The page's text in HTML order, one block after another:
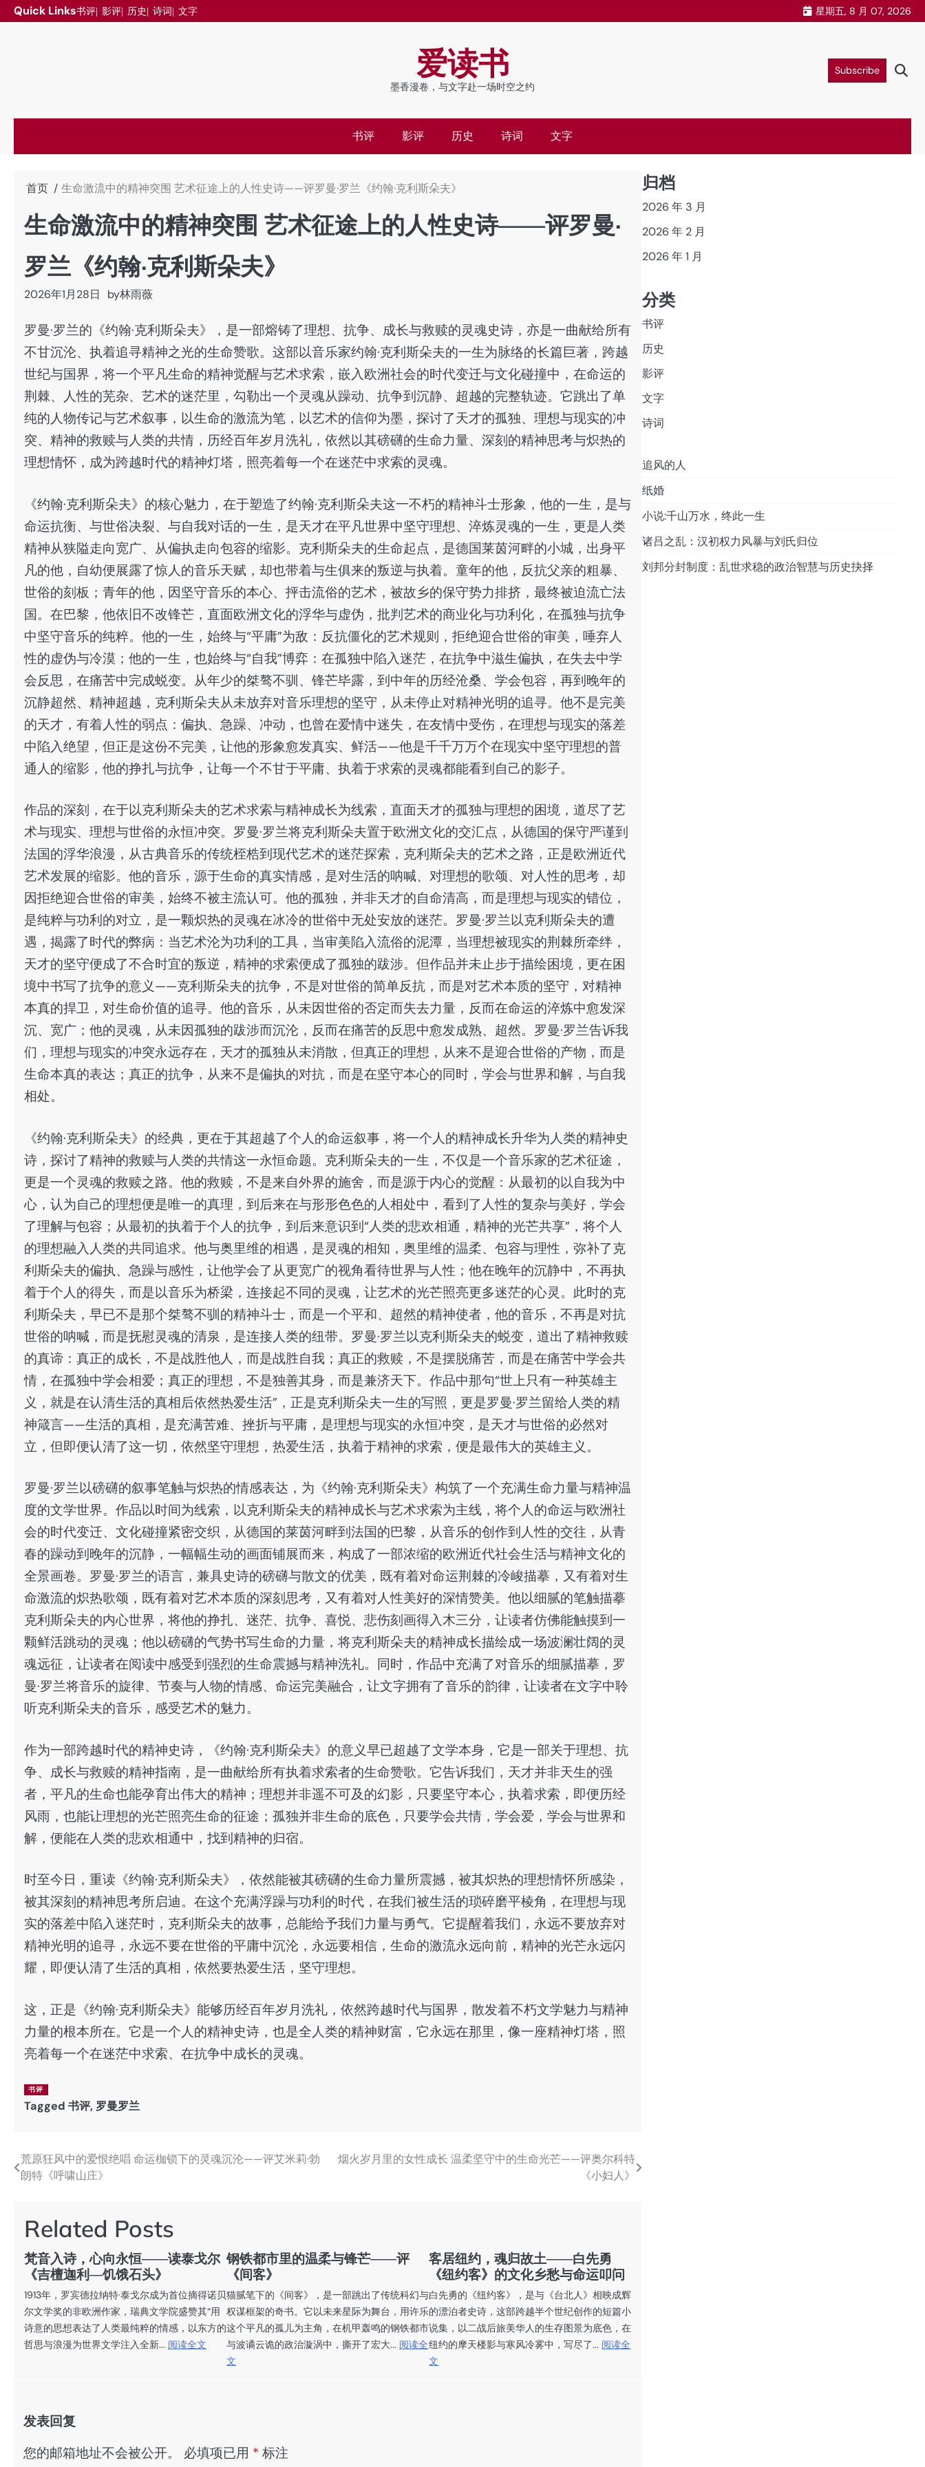
至
Quick Links书评 影评 历史 诗词 文字 星期五, 8 月 07, 2026
爱读书
墨香漫卷，与文字赴一场时空之约
Subscribe
书评 影评 历史 诗词 文字
首页 生命激流中的精神突围 艺术征途上的人性史诗——评罗曼·罗兰《约翰·克利斯朵夫》
生命激流中的精神突围 艺术征途上的人性史诗——评罗曼·
罗兰《约翰·克利斯朵夫》
2026年1月28日 by林雨薇
罗曼·罗兰的《约翰·克利斯朵夫》，是一部熔铸了理想、抗争、成长与救赎的灵魂史诗，亦是一曲献给所有
不甘沉沦、执着追寻精神之光的生命赞歌。这部以音乐家约翰·克利斯朵夫的一生为脉络的长篇巨著，跨越
世纪与国界，将一个平凡生命的精神觉醒与艺术求索，嵌入欧洲社会的时代变迁与文化碰撞中，在命运的
荆棘、人性的芜杂、艺术的迷茫里，勾勒出一个灵魂从躁动、抗争到沉静、超越的完整轨迹。它跳出了单
纯的人物传记与艺术叙事，以生命的激流为笔，以艺术的信仰为墨，探讨了天才的孤独、理想与现实的冲
突、精神的救赎与人类的共情，历经百年岁月洗礼，依然以其磅礴的生命力量、深刻的精神思考与炽热的
理想情怀，成为跨越时代的精神灯塔，照亮着每一个在迷茫中求索的灵魂。
《约翰·克利斯朵夫》的核心魅力，在于塑造了约翰·克利斯朵夫这一不朽的精神斗士形象，他的一生，是与
命运抗衡、与世俗决裂、与自我对话的一生，是天才在平凡世界中坚守理想、淬炼灵魂的一生，更是人类
精神从狭隘走向宽广、从偏执走向包容的缩影。克利斯朵夫的生命起点，是德国莱茵河畔的小城，出身平
凡的他，自幼便展露了惊人的音乐天赋，却也带着与生俱来的叛逆与执着。童年的他，反抗父亲的粗暴、
世俗的刻板；青年的他，因坚守音乐的本心、抨击流俗的艺术，被故乡的保守势力排挤，最终被迫流亡法
国。在巴黎，他依旧不改锋芒，直面欧洲文化的浮华与虚伪，批判艺术的商业化与功利化，在孤独与抗争
中坚守音乐的纯粹。他的一生，始终与“平庸”为敌：反抗僵化的艺术规则，拒绝迎合世俗的审美，唾弃人
性的虚伪与冷漠；他的一生，也始终与“自我”博弈：在孤独中陷入迷茫，在抗争中滋生偏执，在失去中学
会反思，在痛苦中完成蜕变。从年少的桀骜不驯、锋芒毕露，到中年的历经沧桑、学会包容，再到晚年的
沉静超然、精神超越，克利斯朵夫从未放弃对音乐理想的坚守，从未停止对精神光明的追寻。他不是完美
的天才，有着人性的弱点：偏执、急躁、冲动，也曾在爱情中迷失，在友情中受伤，在理想与现实的落差
中陷入绝望，但正是这份不完美，让他的形象愈发真实、鲜活——他是千千万万个在现实中坚守理想的普
通人的缩影，他的挣扎与抗争，让每一个不甘于平庸、执着于求索的灵魂都能看到自己的影子。
作品的深刻，在于以克利斯朵夫的艺术求索与精神成长为线索，直面天才的孤独与理想的困境，道尽了艺
术与现实、理想与世俗的永恒冲突。罗曼·罗兰将克利斯朵夫置于欧洲文化的交汇点，从德国的保守严谨到
法国的浮华浪漫，从古典音乐的传统桎梏到现代艺术的迷茫探索，克利斯朵夫的艺术之路，正是欧洲近代
艺术发展的缩影。他的音乐，源于生命的真实情感，是对生活的呐喊、对理想的歌颂、对人性的思考，却
因拒绝迎合世俗的审美，始终不被主流认可。他的孤独，并非天才的自命清高，而是理想与现实的错位，
是纯粹与功利的对立，是一颗炽热的灵魂在冰冷的世俗中无处安放的迷茫。罗曼·罗兰以克利斯朵夫的遭
遇，揭露了时代的弊病：当艺术沦为功利的工具，当审美陷入流俗的泥潭，当理想被现实的荆棘所牵绊，
天才的坚守便成了不合时宜的叛逆，精神的求索便成了孤独的跋涉。但作品并未止步于描绘困境，更在困
境中书写了抗争的意义——克利斯朵夫的抗争，不是对世俗的简单反抗，而是对艺术本质的坚守，对精神
本真的捍卫，对生命价值的追寻。他的音乐，从未因世俗的否定而失去力量，反而在命运的淬炼中愈发深
沉、宽广；他的灵魂，从未因孤独的跋涉而沉沦，反而在痛苦的反思中愈发成熟、超然。罗曼·罗兰告诉我
们，理想与现实的冲突永远存在，天才的孤独从未消散，但真正的理想，从来不是迎合世俗的产物，而是
生命本真的表达；真正的抗争，从来不是偏执的对抗，而是在坚守本心的同时，学会与世界和解，与自我
相处。
《约翰·克利斯朵夫》的经典，更在于其超越了个人的命运叙事，将一个人的精神成长升华为人类的精神史
诗，探讨了精神的救赎与人类的共情这一永恒命题。克利斯朵夫的一生，不仅是一个音乐家的艺术征途，
更是一个灵魂的救赎之路。他的救赎，不是来自外界的施舍，而是源于内心的觉醒：从最初的以自我为中
心，认为自己的理想便是唯一的真理，到后来在与形形色色的人相处中，看到了人性的复杂与美好，学会
了理解与包容；从最初的执着于个人的抗争，到后来意识到“人类的悲欢相通，精神的光芒共享”，将个人
的理想融入人类的共同追求。他与奥里维的相遇，是灵魂的相知，奥里维的温柔、包容与理性，弥补了克
利斯朵夫的偏执、急躁与感性，让他学会了从更宽广的视角看待世界与人性；他在晚年的沉静中，不再执
着于个人的得失，而是以音乐为桥梁，连接起不同的灵魂，让艺术的光芒照亮更多迷茫的心灵。此时的克
利斯朵夫，早已不是那个桀骜不驯的精神斗士，而是一个平和、超然的精神使者，他的音乐，不再是对抗
世俗的呐喊，而是抚慰灵魂的清泉，是连接人类的纽带。罗曼·罗兰以克利斯朵夫的蜕变，道出了精神救赎
的真谛：真正的成长，不是战胜他人，而是战胜自我；真正的救赎，不是摆脱痛苦，而是在痛苦中学会共
情，在孤独中学会相爱；真正的理想，不是独善其身，而是兼济天下。作品中那句“世上只有一种英雄主
义，就是在认清生活的真相后依然热爱生活”，正是克利斯朵夫一生的写照，更是罗曼·罗兰留给人类的精
神箴言——生活的真相，是充满苦难、挫折与平庸，是理想与现实的永恒冲突，是天才与世俗的必然对
立，但即便认清了这一切，依然坚守理想，热爱生活，执着于精神的求索，便是最伟大的英雄主义。
罗曼·罗兰以磅礴的叙事笔触与炽热的情感表达，为《约翰·克利斯朵夫》构筑了一个充满生命力量与精神温
度的文学世界。作品以时间为线索，以克利斯朵夫的精神成长与艺术求索为主线，将个人的命运与欧洲社
会的时代变迁、文化碰撞紧密交织，从德国的莱茵河畔到法国的巴黎，从音乐的创作到人性的交往，从青
春的躁动到晚年的沉静，一幅幅生动的画面铺展而来，构成了一部浓缩的欧洲近代社会生活与精神文化的
全景画卷。罗曼·罗兰的语言，兼具史诗的磅礴与散文的优美，既有着对命运荆棘的冷峻描摹，又有着对生
命激流的炽热歌颂，既有着对艺术本质的深刻思考，又有着对人性美好的深情赞美。他以细腻的笔触描摹
克利斯朵夫的内心世界，将他的挣扎、迷茫、抗争、喜悦、悲伤刻画得入木三分，让读者仿佛能触摸到一
颗鲜活跳动的灵魂；他以磅礴的气势书写生命的力量，将克利斯朵夫的精神成长描绘成一场波澜壮阔的灵
魂远征，让读者在阅读中感受到强烈的生命震撼与精神洗礼。同时，作品中充满了对音乐的细腻描摹，罗
曼·罗兰将音乐的旋律、节奏与人物的情感、命运完美融合，让文字拥有了音乐的韵律，让读者在文字中聆
听克利斯朵夫的音乐，感受艺术的魅力。
作为一部跨越时代的精神史诗，《约翰·克利斯朵夫》的意义早已超越了文学本身，它是一部关于理想、抗
争、成长与救赎的精神指南，是一曲献给所有执着求索者的生命赞歌。它告诉我们，天才并非天生的强
者，平凡的生命也能孕育出伟大的精神；理想并非遥不可及的幻影，只要坚守本心，执着求索，即便历经
风雨，也能让理想的光芒照亮生命的征途；孤独并非生命的底色，只要学会共情，学会爱，学会与世界和
解，便能在人类的悲欢相通中，找到精神的归宿。
时至今日，重读《约翰·克利斯朵夫》，依然能被其磅礴的生命力量所震撼，被其炽热的理想情怀所感染，
被其深刻的精神思考所启迪。在这个充满浮躁与功利的时代，在我们被生活的琐碎磨平棱角，在理想与现
实的落差中陷入迷茫时，克利斯朵夫的故事，总能给予我们力量与勇气。它提醒着我们，永远不要放弃对
精神光明的追寻，永远不要在世俗的平庸中沉沦，永远要相信，生命的激流永远向前，精神的光芒永远闪
耀，即便认清了生活的真相，依然要热爱生活，坚守理想。
这，正是《约翰·克利斯朵夫》能够历经百年岁月洗礼，依然跨越时代与国界，散发着不朽文学魅力与精神
力量的根本所在。它是一个人的精神史诗，也是全人类的精神财富，它永远在那里，像一座精神灯塔，照
亮着每一个在迷茫中求索、在抗争中成长的灵魂。
书评
Tagged 书评,罗曼罗兰
文
章
航
荒原狂风中的爱恨绝唱 命运枷锁下的灵魂沉沦——评艾米莉·勃
朗特《呼啸山庄》
烟火岁月里的女性成长 温柔坚守中的生命光芒——评奥尔科特
《小妇人》
Related Posts
梵音入诗，心向永恒——读泰戈尔
《吉檀迦利—饥饿石头》
1913年，罗宾德拉纳特·泰戈尔成为首位摘得诺贝
尔文学奖的非欧洲作家，瑞典文学院盛赞其“用
诗意的思想表达了人类最纯粹的情感，以东方的
哲思与浪漫为世界文学注入全新... 阅读全文
钢铁都市里的温柔与锋芒——评
《间客》
猫腻笔下的《间客》，是一部跳出了传统科幻与
权谋框架的奇书。它以未来星际为舞台，用许乐
这个平凡的孤儿为主角，在机甲轰鸣的钢铁都市
与波谲云诡的政治漩涡中，撕开了宏大... 阅读全
文
客居纽约，魂归故土——白先勇
《纽约客》的文化乡愁与命运叩问
白先勇的《纽约客》，是与《台北人》相映成辉
的漂泊者史诗，这部跨越半个世纪创作的短篇小
说集，以二战后旅美华人的生存图景为底色，在
纽约的摩天楼影与寒风冷雾中，写尽了... 阅读全
文
发表回复
您的邮箱地址不会被公开。 必填项已用 * 标注
归档
2026 年 3 月
2026 年 2 月
2026 年 1 月
分类
书评
历史
影评
文字
诗词
追风的人
纸婚
小说:千山万水，终此一生
诸吕之乱：汉初权力风暴与刘氏归位
刘邦分封制度：乱世求稳的政治智慧与历史抉择